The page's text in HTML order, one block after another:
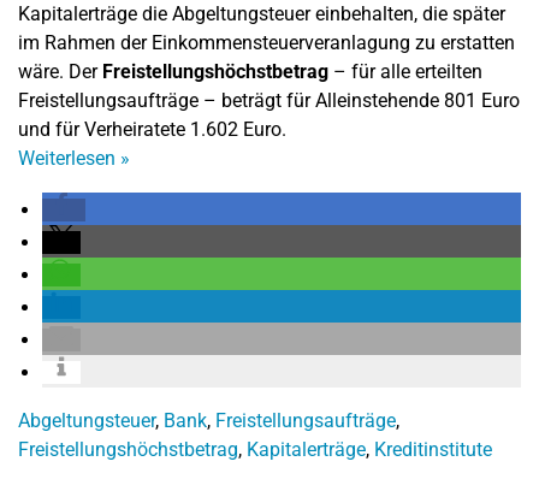
Kapitalerträge die Abgeltungsteuer einbehalten, die später
im Rahmen der Einkommensteuerveranlagung zu erstatten
wäre. Der Freistellungshöchstbetrag – für alle erteilten
Freistellungsaufträge – beträgt für Alleinstehende 801 Euro
und für Verheiratete 1.602 Euro.
Weiterlesen »
Abgeltungsteuer, Bank, Freistellungsaufträge,
Freistellungshöchstbetrag, Kapitalerträge, Kreditinstitute